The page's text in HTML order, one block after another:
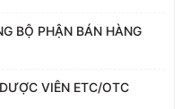
BỘ PHẬN BÁN HÀNG
VIÊN ETC/OTC